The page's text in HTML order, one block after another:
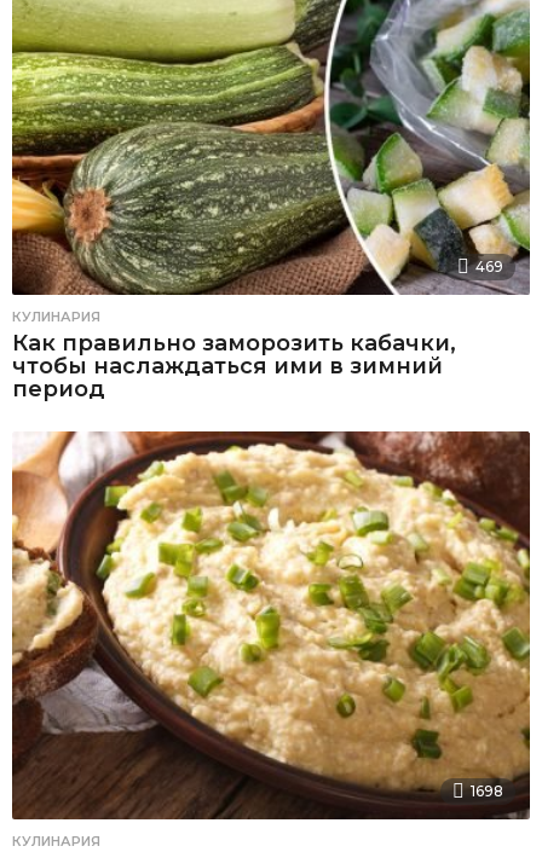
469
КУЛИНАРИЯ
Как правильно заморозить кабачки,
чтобы наслаждаться ими в зимний
период
1698
КУЛИНАРИЯ